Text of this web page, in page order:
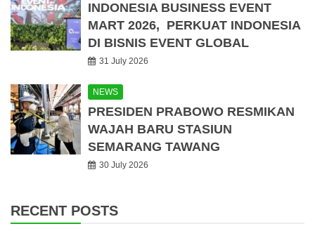
INDONESIA BUSINESS EVENT
MART 2026, PERKUAT INDONESIA
DI BISNIS EVENT GLOBAL
31 July 2026
NEWS
PRESIDEN PRABOWO RESMIKAN
WAJAH BARU STASIUN
SEMARANG TAWANG
30 July 2026
RECENT POSTS